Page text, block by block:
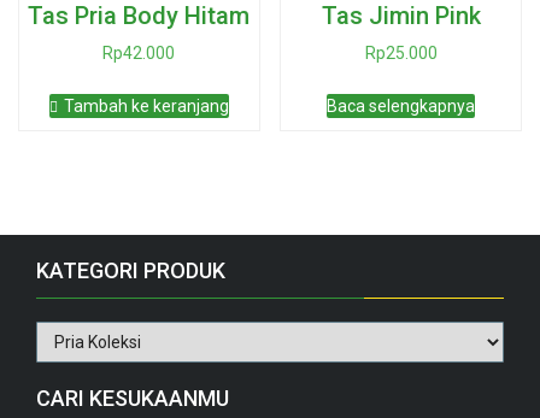
Tas Pria Body Hitam
Rp42.000
Tambah ke keranjang
Tas Jimin Pink
Rp25.000
Baca selengkapnya
KATEGORI PRODUK
CARI KESUKAANMU